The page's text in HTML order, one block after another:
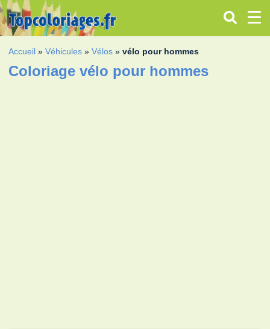
Accueil »Véhicules »Vélos »vélo pour hommes
Coloriage vélo pour hommes